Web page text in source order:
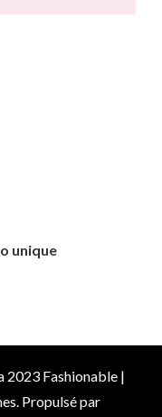
unique
2023 Fashionable |
. Propulsé par